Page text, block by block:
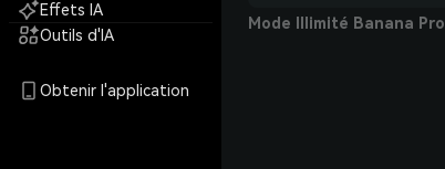
Effets IA
Outils d'IA
Obtenir l'application
Mode Illimité Banana Pro